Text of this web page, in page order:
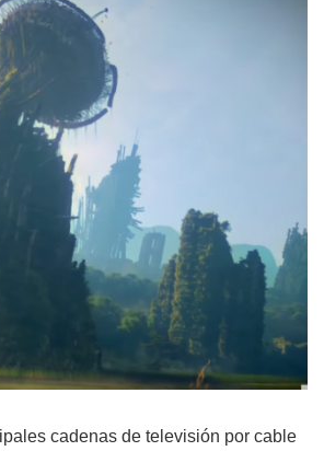
cadenas de televisión por cable